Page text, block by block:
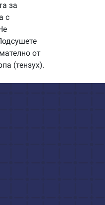
за
с
от
(тензух).